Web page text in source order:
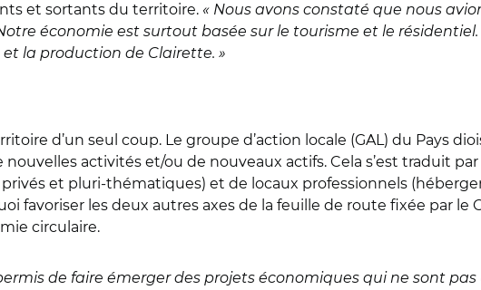
et sortants du territoire. « Nous avons constaté que nous
économie est surtout basée sur le tourisme et le
la production de Clairette. »
d’un seul coup. Le groupe d’action locale (GAL) du Pays
nouvelles activités et/ou de nouveaux actifs. Cela s’est traduit
et pluri-thématiques) et de locaux professionnels
favoriser les deux autres axes de la feuille de route fixée par le
circulaire.
de faire émerger des projets économiques qui ne sont